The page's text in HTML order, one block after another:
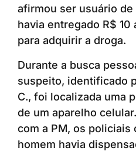
afirmou ser usuário
havia entregado R$ 10
para adquirir a droga.
Durante a busca
suspeito, identificado
C., foi localizada uma
de um aparelho
com a PM, os policiais
homem havia